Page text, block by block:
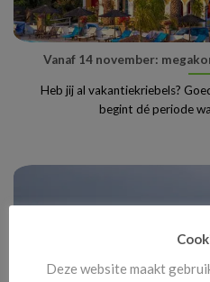
Vanaf 14 november:
Heb jij al vakantiekriebels?
begint dé periode
Deze website maakt